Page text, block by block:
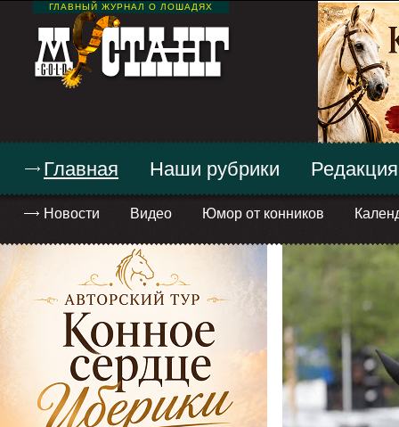
ГЛАВНЫЙ ЖУРНАЛ О ЛОШАДЯХ
Главная
Новости Видео Юмор от конников
Наши рубрики Редакция